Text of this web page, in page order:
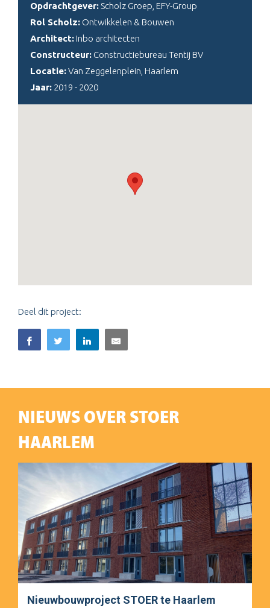
Opdrachtgever: Scholz Groep, EFY-Group
Rol Scholz: Ontwikkelen & Bouwen
Architect:Inbo architecten
Constructeur: Constructiebureau Tentij BV
Locatie:Van Zeggelenplein, Haarlem
Jaar: 2019 - 2020
Deel dit project:
NIEUWS OVER STOER
HAARLEM
Nieuwbouwproject STOER te Haarlem